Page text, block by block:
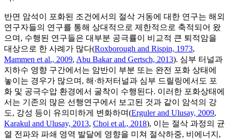
반면 암석이 포화된 조건에서의 절삭 거동에 대한 연구는 해외
연구자들의 연구를 통해 상대적으로 제한적으로 축적되어 왔
으며, 수행된 연구들은 대부분 공극률이 비교적 큰 퇴적암을
대상으로 한 사례가 많다(Roxborough and Rispin, 1973,
Mammen et al., 2009, Abu Bakar and Gertsch, 2013). 심부 터널과
지하수 영향 구간에서는 암반이 부분 또는 완전 포화 상태에
놓이는 경우가 많으며, 해·하저터널과 심부 드릴링에서도 포
화 및 공극수압 환경에서 굴착이 수행된다. 이러한 포화상태에
서는 기존의 많은 선행연구에서 보고된 것과 같이 암석의 강
도, 강성 등이 유의미하게 변화하며(Erguler and Ulusay, 2009,
Karakul and Ulusay, 2013, Choi et al., 2018), 이는 절삭 과정의 균
열 전파와 파쇄 영역 발달에 영향을 미쳐 절삭하중, 비에너지,